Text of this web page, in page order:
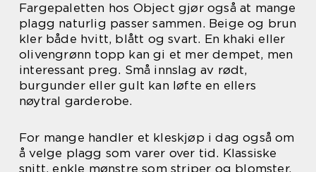
Fargepaletten hos Object gjør også at mange
plagg naturlig passer sammen. Beige og brun
kler både hvitt, blått og svart. En khaki eller
olivengrønn topp kan gi et mer dempet, men
interessant preg. Små innslag av rødt,
burgunder eller gult kan løfte en ellers
nøytral garderobe.
For mange handler et kleskjøp i dag også om
å velge plagg som varer over tid. Klassiske
snitt, enkle mønstre som striper og blomster,